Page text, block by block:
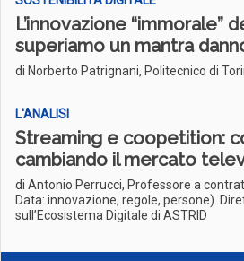
L’innovazione “immorale”
superiamo un mantra
di Norberto Patrignani, Politecnico di
L'ANALISI
Streaming e coopetition:
cambiando il mercato
di Antonio Perrucci, Professore a
Data: innovazione, regole, persone).
sull’Ecosistema Digitale di ASTRID